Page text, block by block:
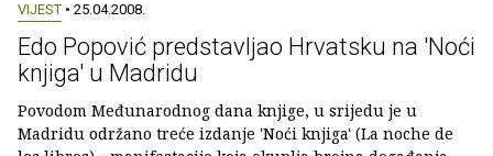
VIJEST • 25.04.2008.
Edo Popović predstavljao Hrvatsku na 'Noći
knjiga' u Madridu
Povodom Međunarodnog dana knjige, u srijedu je u
Madridu održano treće izdanje 'Noći knjiga' (La noche de